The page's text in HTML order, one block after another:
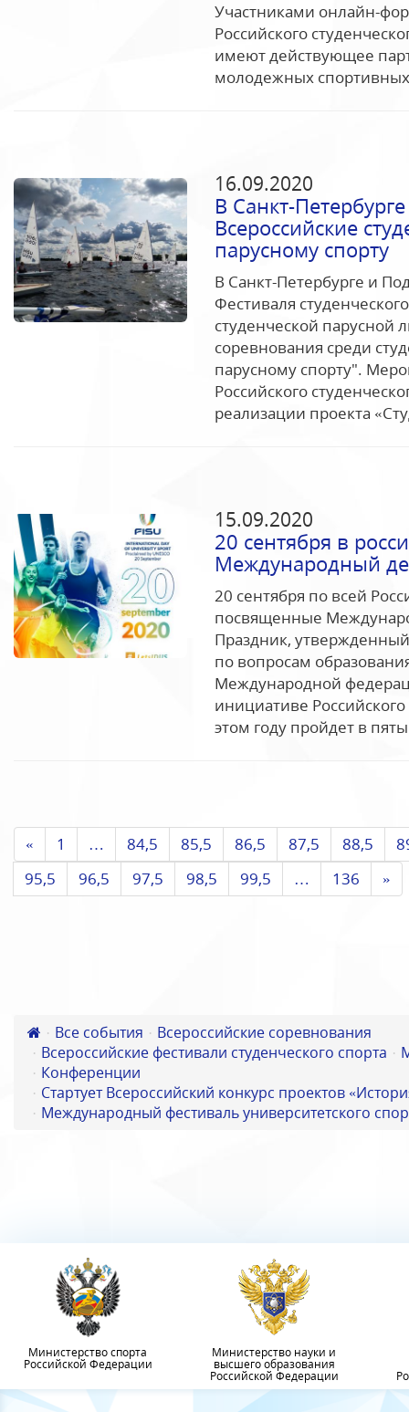
Участниками онлайн-
Российского
имеют действующее
молодежных
16.09.2020
В Санкт-
Всероссийские
парусному спорту
В Санкт-Петербурге и
Фестиваля
студенческой парусной
соревнования среди
парусному спорту".
Российского
реализации проекта
15.09.2020
20 сентября в
Международный
20 сентября по всей
посвященные
Праздник,
по вопросам
Международной
инициативе
этом году пройдет в
« 1 … 84,5 85,5 86,5 87,5 88,5
95,5
96,5 97,5 98,5 99,5 … 136 »
Все события
Всероссийские соревнования
Всероссийские фестивали студенческого спорта
Конференции
Стартует Всероссийский конкурс проектов
Международный фестиваль университетского
Министерство спорта
Российской Федерации
Министерство науки и
высшего образования
Российской Федерации